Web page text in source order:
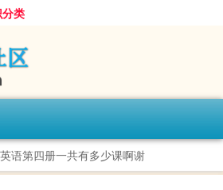
类
语第四册一共有多少课啊谢